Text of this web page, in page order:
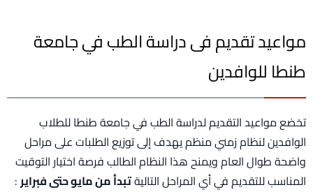
مواعيد تقديم فى دراسة الطب في جامعة
طنطا للوافدين
تخضع مواعيد التقديم لدراسة الطب في جامعة طنطا للطلاب
الوافدين لنظام زمني منظم يهدف إلى توزيع الطلبات على مراحل
واضحة طوال العام ويمنح هذا النظام الطالب فرصة اختيار التوقيت
المناسب للتقديم في أي المراحل التاليةتبدأ من مايو حتى فبراير: